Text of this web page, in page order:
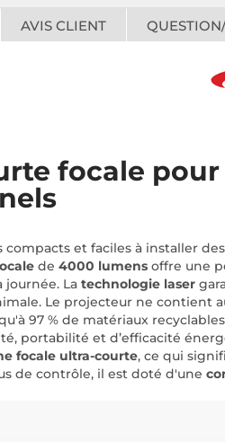
AVIS CLIENT
focale
compacts et faciles à installer des
de 4000 lumens offre une
La technologie laser
Le projecteur ne contient
97 % de matériaux
portabilité et d’efficacité
focale ultra-courte, ce qui
de contrôle, il est doté d'une